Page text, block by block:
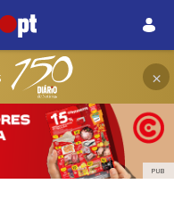
×
PUB